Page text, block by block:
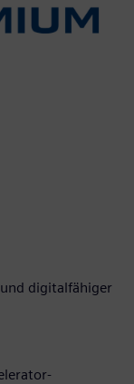
digitalfähiger